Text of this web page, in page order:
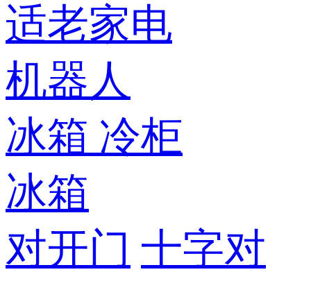
适老家电
机器人
冰箱 冷柜
冰箱
对开门 十字对